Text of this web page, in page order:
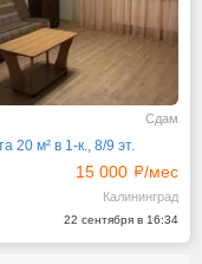
Сдам
20 м² в 1-к., 8/9 эт.
15 000 /мес
Калининград
22 сентября в 16:34